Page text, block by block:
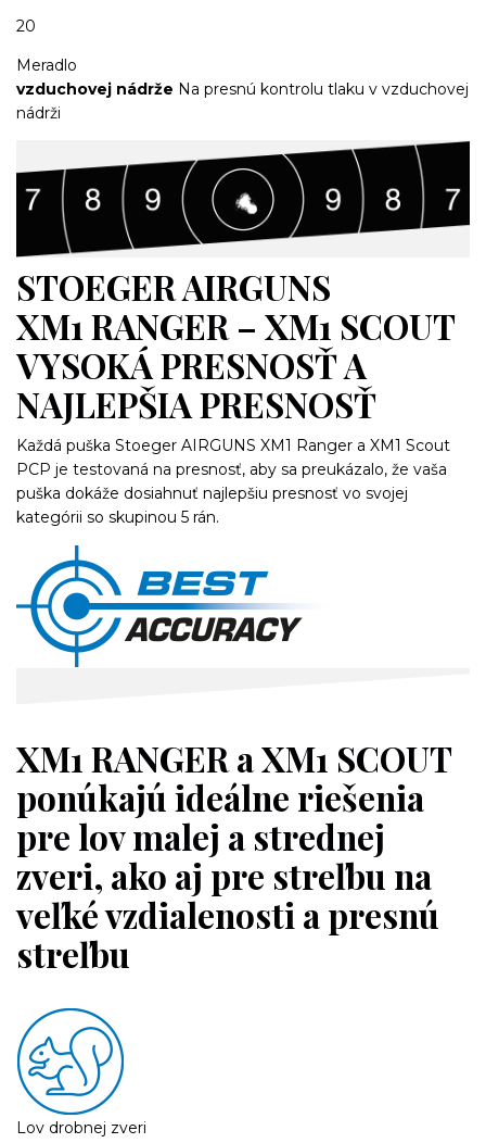
20
Meradlo
vzduchovej nádrže Na presnú kontrolu tlaku v vzduchovej
nádrži
STOEGER AIRGUNS
XM1 RANGER – XM1 SCOUT
VYSOKÁ PRESNOSŤ A
NAJLEPŠIA PRESNOSŤ
Každá puška Stoeger AIRGUNS XM1 Ranger a XM1 Scout
PCP je testovaná na presnosť, aby sa preukázalo, že vaša
puška dokáže dosiahnuť najlepšiu presnosť vo svojej
kategórii so skupinou 5 rán.
XM1 RANGER a XM1 SCOUT
ponúkajú ideálne riešenia
pre lov malej a strednej
zveri, ako aj pre streľbu na
veľké vzdialenosti a presnú
streľbu
Lov drobnej zveri